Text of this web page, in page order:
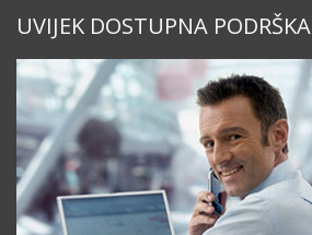
UVIJEK DOSTUPNA PODRŠKA